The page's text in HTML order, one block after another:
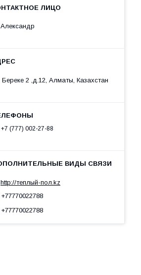
Александр
Береке 2 ,д.12, Алматы, Казахстан
+7 (777) 002-27-88
http://теплый-пол.kz
+77770022788
+77770022788